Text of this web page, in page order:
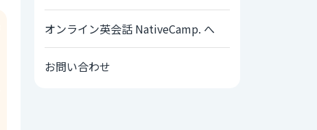
オンライン英会話 NativeCamp. へ
お問い合わせ